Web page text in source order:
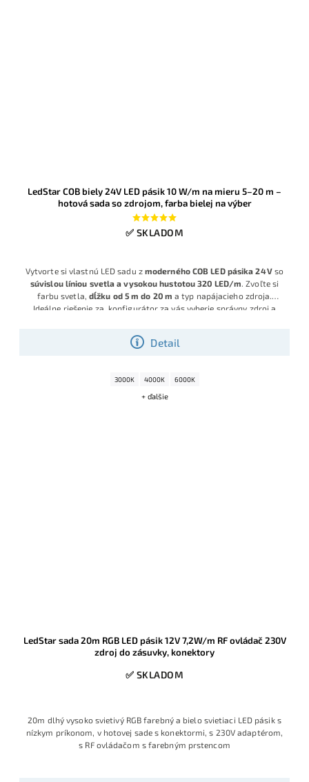
LedStar COB biely 24V LED pásik 10 W/m na mieru 5–20 m –
hotová sada so zdrojom, farba bielej na výber
✅ SKLADOM
Detail
Vytvorte si vlastnú LED sadu z moderného COB LED pásika 24 Vso
súvislou líniou svetla a vysokou hustotou 320 LED/m. Zvoľte si
farbu svetla, dĺžku od 5 m do 20 m a typ napájacieho zdroja.
Ideálne riešenie za, konfigurátor za vás vyberie správny zdroj a
okamžitú montáž
3000K 4000K 6000K
+ ďalšie
LedStar sada 20m RGB LED pásik 12V 7,2W/m RF ovládač 230V
zdroj do zásuvky, konektory
✅ SKLADOM
20m dlhý vysoko svietivý RGB farebný a bielo svietiaci LED pásik s
nízkym príkonom, v hotovej sade s konektormi, s 230V adaptérom,
s RF ovládačom s farebným prstencom